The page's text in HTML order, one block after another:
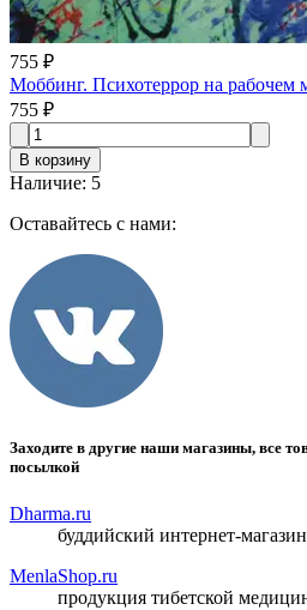
755 ₽
Моббинг. Психотеррор на рабочем
755 ₽
В корзину
Наличие: 5
Оставайтесь с нами:
Заходите в другие наши магазины, все
посылкой
Dharma.ru
буддийский интернет-магазин
MenlaShop.ru
продукция тибетской